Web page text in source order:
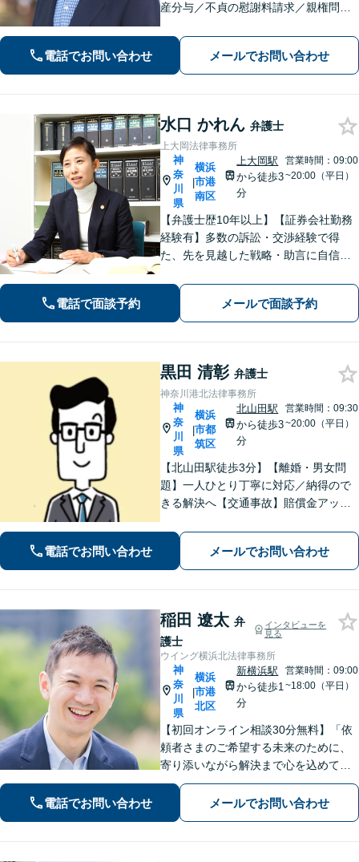
産分与／不貞の慰謝料請求／親権問題
ーの顧問経験豊富」土地・建物の明渡
しや賃料回収など幅広くサポート【夜
間・休日面談可】【電話相談対応】
電話でお問い合わせ メールでお問い合わせ
水口 かれん 弁護士
上大岡法律事務所
神
奈
川
県
|
横浜
市港
南区
上大岡駅
から徒歩3
分
営業時間：09:00
~20:00（平日）
【弁護士歴10年以上】【証券会社勤務
経験有】多数の訴訟・交渉経験で得
た、先を見越した戦略・助言に自信が
確にアドバイスいたします【平日夜
間・土日祝相談可】【上大岡駅直結】
電話で面談予約 メールで面談予約
黒田 清彰 弁護士
神奈川港北法律事務所
神
奈
川
県
|
横浜
市都
筑区
北山田駅
から徒歩3
分
営業時間：09:30
~20:00（平日）
【北山田駅徒歩3分】【離婚・男女問
題】一人ひとり丁寧に対応／納得ので
きる解決へ【交通事故】賠償金アップ
手続きはお任せ【借金・債務整理】手
続きはもちろん、再発防止策や今後の
生活のフォローも行います。
電話でお問い合わせ メールでお問い合わせ
稲田 遼太 弁
護士
インタビューを
見る
ウイング横浜北法律事務所
神
奈
川
県
|
横浜
市港
北区
新横浜駅
から徒歩1
分
営業時間：09:00
~18:00（平日）
【初回オンライン相談30分無料】「依
頼者さまのご希望する未来のために、
寄り添いながら解決まで心を込めて対
応します」不動産契約や売買、家賃滞
納など不動産トラブル／離婚協議や調
停など離婚問題／相続・遺言も対応
電話でお問い合わせ メールでお問い合わせ